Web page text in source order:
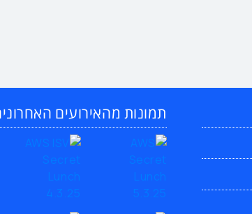
תמונות מהאירועים